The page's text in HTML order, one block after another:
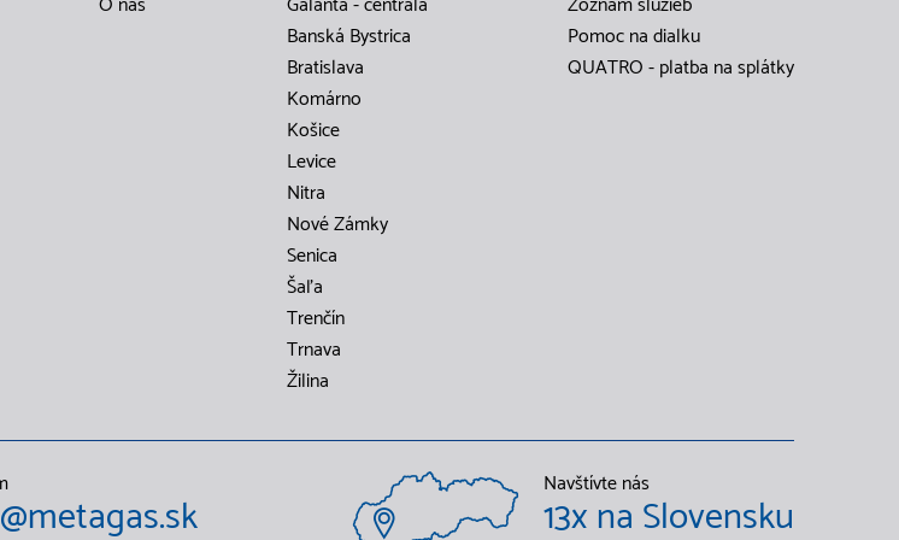
Banská Bystrica
Bratislava
Komárno
Košice
Levice
Nitra
Nové Zámky
Senica
Šaľa
Trenčín
Trnava
Žilina
Pomoc na dialku
QUATRO - platba na splátky
Navštívte nás
13x na Slovensku